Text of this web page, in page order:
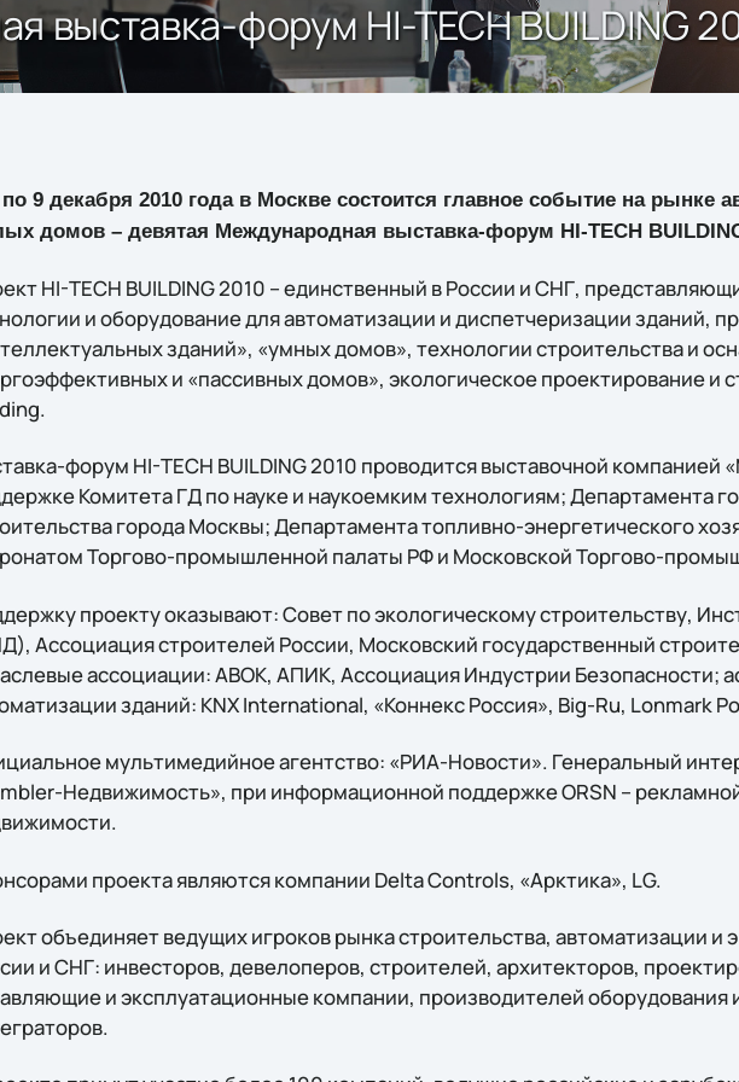
выставка-форум HI-TECH BUILDING
9 декабря 2010 года в Москве состоится главное событие на рынке
домов – девятая Международная выставка-форум HI-TECH
HI-TECH BUILDING 2010 – единственный в России и СНГ,
и оборудование для автоматизации и диспетчеризации зданий,
зданий», «умных домов», технологии строительства и
и «пассивных домов», экологическое проектирование и
форум HI-TECH BUILDING 2010 проводится выставочной
Комитета ГД по науке и наукоемким технологиям; Департамента
города Москвы; Департамента топливно-энергетического
Торгово-промышленной палаты РФ и Московской Торгово-
проекту оказывают: Cовет по экологическому строительству,
Ассоциация строителей России, Московский государственный
ассоциации: АВОК, АПИК, Ассоциация Индустрии Безопасности;
зданий: KNX International, «Коннекс Россия», Big-Ru, Lonmark
мультимедийное агентство: «РИА-Новости». Генеральный
Недвижимость», при информационной поддержке ORSN –
проекта являются компании Delta Controls, «Арктика», LG.
объединяет ведущих игроков рынка строительства, автоматизации и
и СНГ: инвесторов, девелоперов, строителей, архитекторов,
и эксплуатационные компании, производителей оборудования